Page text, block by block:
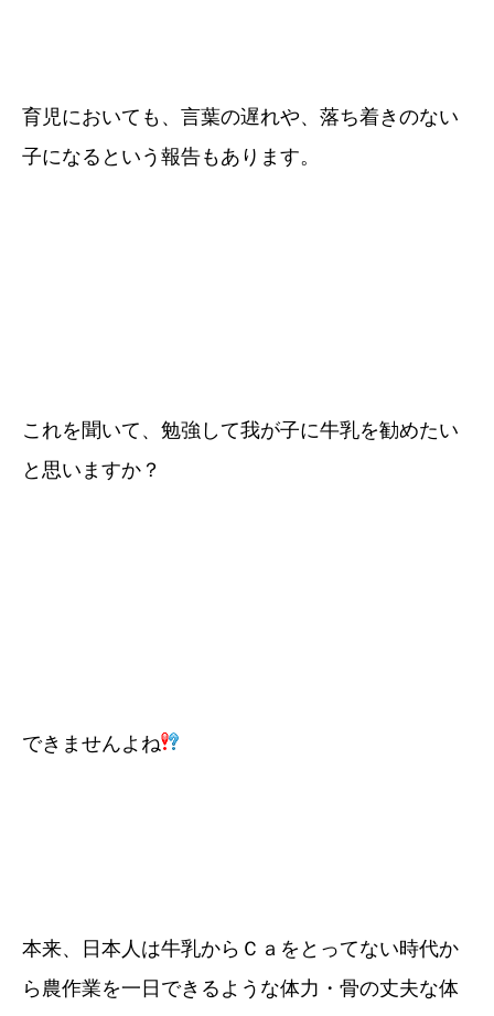
育児においても、言葉の遅れや、落ち着きのない
子になるという報告もあります。
これを聞いて、勉強して我が子に牛乳を勧めたい
と思いますか？
できませんよね
本来、日本人は牛乳からＣａをとってない時代か
ら農作業を一日できるような体力・骨の丈夫な体